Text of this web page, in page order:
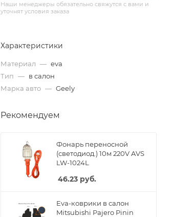
Наши менеджеры обязательно свяжутся с вами и
уточнят условия заказа
Характеристики
Материал — eva
Тип — в салон
Марка авто — Geely
Рекомендуем
Фонарь переносной
(светодиод.) 10м 220V AVS
LW-1024L
46.23 руб.
Eva-коврики в салон
Mitsubishi Pajero Pinin